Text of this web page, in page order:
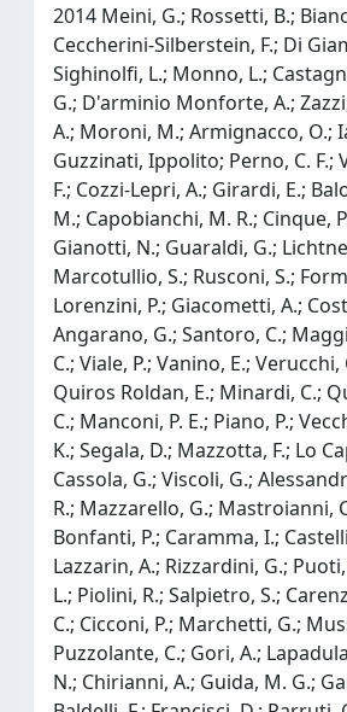
2014 Meini, G.; Rossetti, B.;
Ceccherini-Silberstein, F.; Di
Sighinolfi, L.; Monno, L.;
G.; D'arminio Monforte, A.;
A.; Moroni, M.; Armignacco, O.;
Guzzinati, Ippolito; Perno, C. F.;
F.; Cozzi-Lepri, A.; Girardi, E.;
M.; Capobianchi, M. R.; Cinque,
Gianotti, N.; Guaraldi, G.;
Marcotullio, S.; Rusconi, S.;
Lorenzini, P.; Giacometti, A.;
Angarano, G.; Santoro, C.;
C.; Viale, P.; Vanino, E.; Verucchi,
Quiros Roldan, E.; Minardi, C.;
C.; Manconi, P. E.; Piano, P.;
K.; Segala, D.; Mazzotta, F.; Lo
Cassola, G.; Viscoli, G.;
R.; Mazzarello, G.; Mastroianni,
Bonfanti, P.; Caramma, I.;
Lazzarin, A.; Rizzardini, G.;
L.; Piolini, R.; Salpietro, S.;
C.; Cicconi, P.; Marchetti, G.;
Puzzolante, C.; Gori, A.;
N.; Chirianni, A.; Guida, M. G.;